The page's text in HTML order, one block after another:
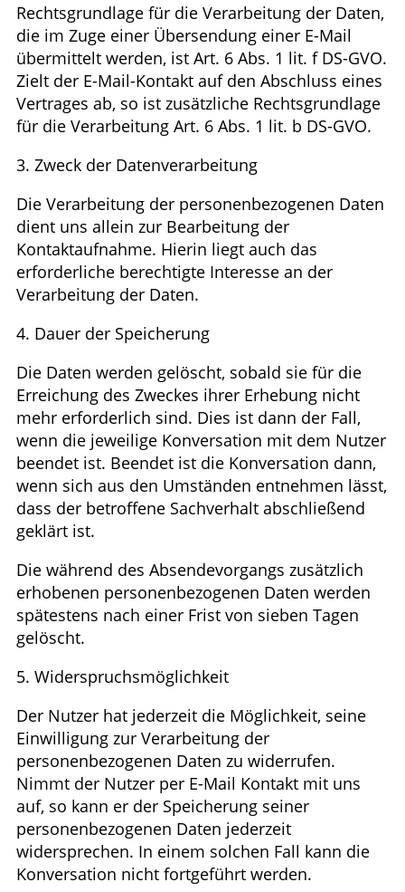
Rechtsgrundlage für die Verarbeitung der Daten,
die im Zuge einer Übersendung einer E-Mail
übermittelt werden, ist Art. 6 Abs. 1 lit. f DS-GVO.
Zielt der E-Mail-Kontakt auf den Abschluss eines
Vertrages ab, so ist zusätzliche Rechtsgrundlage
für die Verarbeitung Art. 6 Abs. 1 lit. b DS-GVO.
3. Zweck der Datenverarbeitung
Die Verarbeitung der personenbezogenen Daten
dient uns allein zur Bearbeitung der
Kontaktaufnahme. Hierin liegt auch das
erforderliche berechtigte Interesse an der
Verarbeitung der Daten.
4. Dauer der Speicherung
Die Daten werden gelöscht, sobald sie für die
Erreichung des Zweckes ihrer Erhebung nicht
mehr erforderlich sind. Dies ist dann der Fall,
wenn die jeweilige Konversation mit dem Nutzer
beendet ist. Beendet ist die Konversation dann,
wenn sich aus den Umständen entnehmen lässt,
dass der betroffene Sachverhalt abschließend
geklärt ist.
Die während des Absendevorgangs zusätzlich
erhobenen personenbezogenen Daten werden
spätestens nach einer Frist von sieben Tagen
gelöscht.
5. Widerspruchsmöglichkeit
Der Nutzer hat jederzeit die Möglichkeit, seine
Einwilligung zur Verarbeitung der
personenbezogenen Daten zu widerrufen.
Nimmt der Nutzer per E-Mail Kontakt mit uns
auf, so kann er der Speicherung seiner
personenbezogenen Daten jederzeit
widersprechen. In einem solchen Fall kann die
Konversation nicht fortgeführt werden.